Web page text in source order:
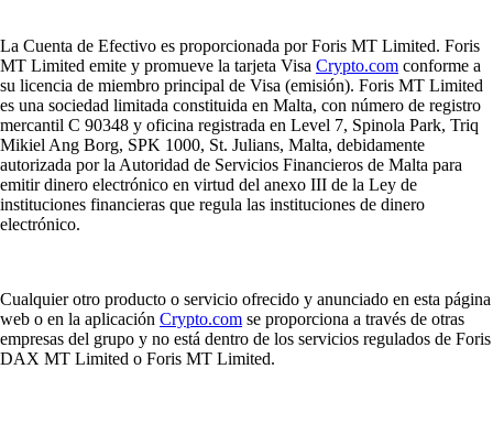
La Cuenta de Efectivo es proporcionada por Foris MT Limited. Foris
MT Limited emite y promueve la tarjeta Visa Crypto.com conforme a
su licencia de miembro principal de Visa (emisión). Foris MT Limited
es una sociedad limitada constituida en Malta, con número de registro
mercantil C 90348 y oficina registrada en Level 7, Spinola Park, Triq
Mikiel Ang Borg, SPK 1000, St. Julians, Malta, debidamente
autorizada por la Autoridad de Servicios Financieros de Malta para
emitir dinero electrónico en virtud del anexo III de la Ley de
instituciones financieras que regula las instituciones de dinero
electrónico.
Cualquier otro producto o servicio ofrecido y anunciado en esta página
web o en la aplicación Crypto.com se proporciona a través de otras
empresas del grupo y no está dentro de los servicios regulados de Foris
DAX MT Limited o Foris MT Limited.